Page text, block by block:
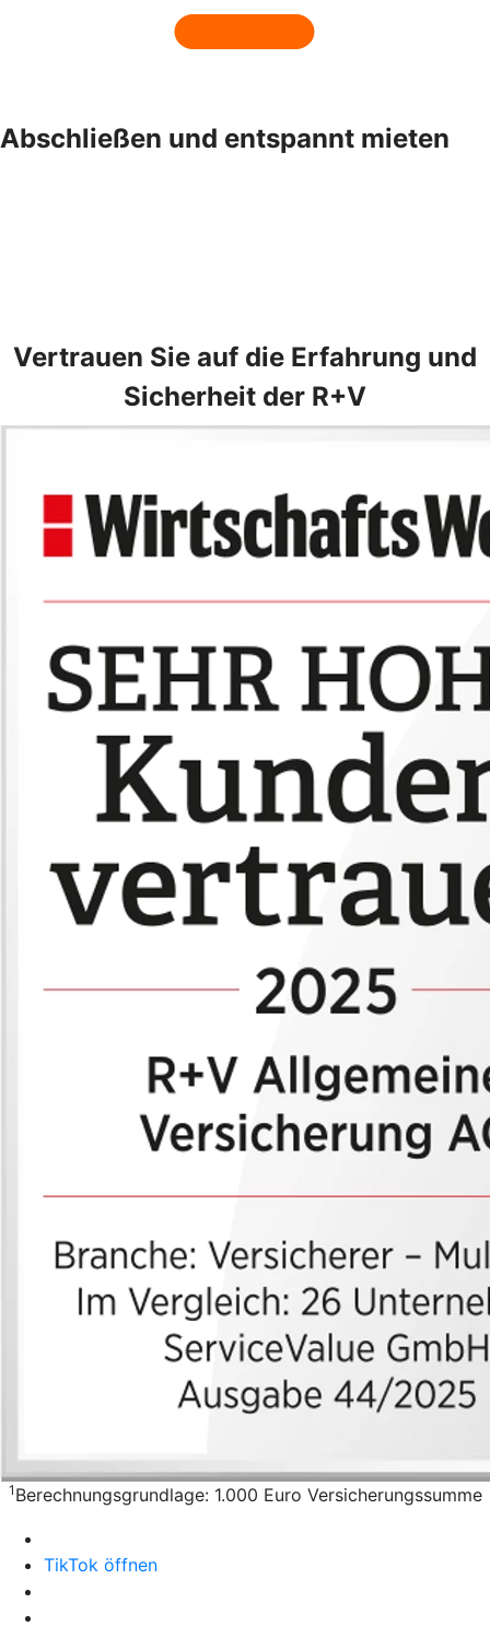
Abschließen und entspannt mieten
Vertrauen Sie auf die Erfahrung und
Sicherheit der R+V
1 Berechnungsgrundlage: 1.000 Euro Versicherungssumme
TikTok öffnen